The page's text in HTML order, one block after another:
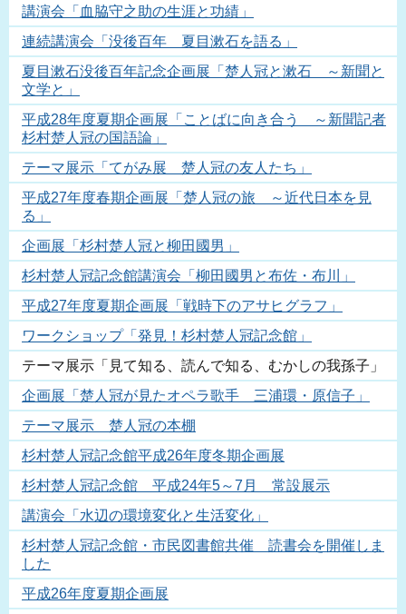
講演会「血脇守之助の生涯と功績」
連続講演会「没後百年 夏目漱石を語る」
夏目漱石没後百年記念企画展「楚人冠と漱石 ～新聞と
文学と」
平成28年度夏期企画展「ことばに向き合う ～新聞記者
杉村楚人冠の国語論」
テーマ展示「てがみ展 楚人冠の友人たち」
平成27年度春期企画展「楚人冠の旅 ～近代日本を見
る」
企画展「杉村楚人冠と柳田國男」
杉村楚人冠記念館講演会「柳田國男と布佐・布川」
平成27年度夏期企画展「戦時下のアサヒグラフ」
ワークショップ「発見！杉村楚人冠記念館」
テーマ展示「見て知る、読んで知る、むかしの我孫子」
企画展「楚人冠が見たオペラ歌手 三浦環・原信子」
テーマ展示 楚人冠の本棚
杉村楚人冠記念館平成26年度冬期企画展
杉村楚人冠記念館 平成24年5～7月 常設展示
講演会「水辺の環境変化と生活変化」
杉村楚人冠記念館・市民図書館共催 読書会を開催しま
した
平成26年度夏期企画展